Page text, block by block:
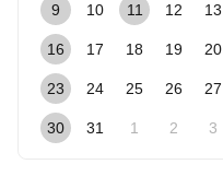
9 10 11 12 13
16 17 18 19 20
23 24 25 26 27
30 31 1 2 3